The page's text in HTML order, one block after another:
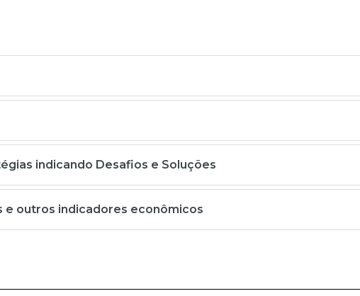
indicando Desafios e Soluções
outros indicadores econômicos